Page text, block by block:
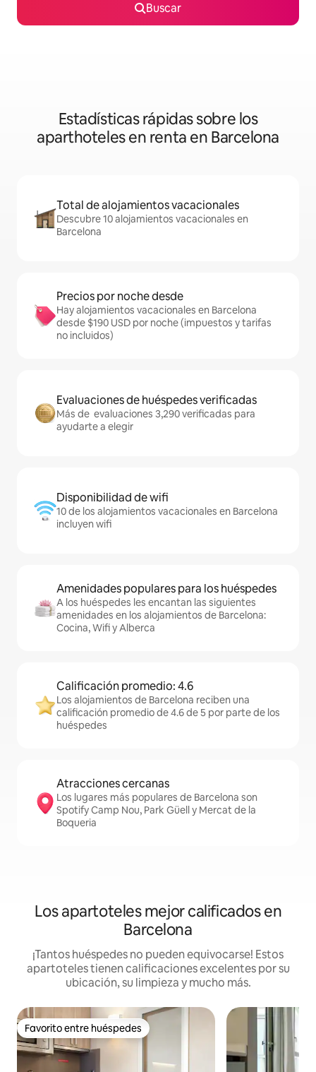
Buscar
Estadísticas rápidas sobre los
aparthoteles en renta en Barcelona
Total de alojamientos vacacionales
Descubre 10 alojamientos vacacionales en
Barcelona
Precios por noche desde
Hay alojamientos vacacionales en Barcelona
desde $190 USD por noche (impuestos y tarifas
no incluidos)
Evaluaciones de huéspedes verificadas
Más de evaluaciones 3,290 verificadas para
ayudarte a elegir
Disponibilidad de wifi
10 de los alojamientos vacacionales en Barcelona
incluyen wifi
Amenidades populares para los huéspedes
A los huéspedes les encantan las siguientes
amenidades en los alojamientos de Barcelona:
Cocina, Wifi y Alberca
Calificación promedio: 4.6
Los alojamientos de Barcelona reciben una
calificación promedio de 4.6 de 5 por parte de los
huéspedes
Atracciones cercanas
Los lugares más populares de Barcelona son
Spotify Camp Nou, Park Güell y Mercat de la
Boqueria
Los apartoteles mejor calificados en
Barcelona
¡Tantos huéspedes no pueden equivocarse! Estos
apartoteles tienen calificaciones excelentes por su
ubicación, su limpieza y mucho más.
Favorito entre huéspedes
Favorito entre huéspedes